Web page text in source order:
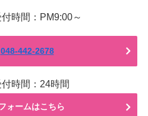
時間：PM9:00～
048-442-2678
時間：24時間
ォームはこちら